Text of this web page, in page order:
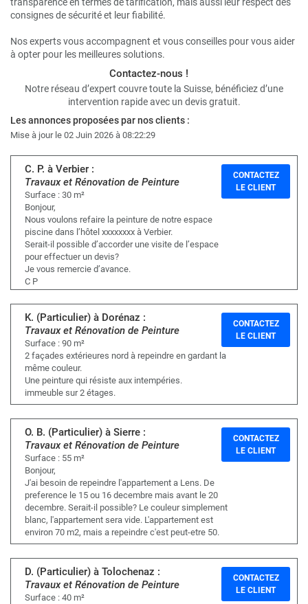
transparence en termes de tarification, mais aussi leur respect des
consignes de sécurité et leur fiabilité.
Nos experts vous accompagnent et vous conseilles pour vous aider
à opter pour les meilleures solutions.
Contactez-nous !
Notre réseau d’expert couvre toute la Suisse, bénéficiez d’une
intervention rapide avec un devis gratuit.
Les annonces proposées par nos clients :
Mise à jour le 02 Juin 2026 à 08:22:29
C. P. à Verbier :
Travaux et Rénovation de Peinture
Surface : 30 m²
Bonjour,
Nous voulons refaire la peinture de notre espace
piscine dans l’hôtel xxxxxxxx à Verbier.
Serait-il possible d’accorder une visite de l’espace
pour effectuer un devis?
Je vous remercie d’avance.
C P
CONTACTEZ
LE CLIENT
K. (Particulier) à Dorénaz :
Travaux et Rénovation de Peinture
Surface : 90 m²
2 façades extérieures nord à repeindre en gardant la
même couleur.
Une peinture qui résiste aux intempéries.
immeuble sur 2 étages.
CONTACTEZ
LE CLIENT
O. B. (Particulier) à Sierre :
Travaux et Rénovation de Peinture
Surface : 55 m²
Bonjour,
J'ai besoin de repeindre l'appartement a Lens. De
preference le 15 ou 16 decembre mais avant le 20
decembre. Serait-il possible? Le couleur simplement
blanc, l'appartement sera vide. L'appartement est
environ 70 m2, mais a repeindre c'est peut-etre 50.
CONTACTEZ
LE CLIENT
D. (Particulier) à Tolochenaz :
Travaux et Rénovation de Peinture
Surface : 40 m²
CONTACTEZ
LE CLIENT